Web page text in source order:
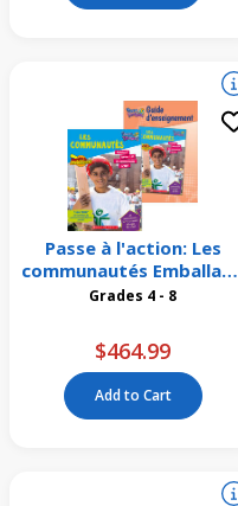
Passe à l'action: Les
communautés Emballage
de 16Grades 4 - 8
$464.99
Add to Cart